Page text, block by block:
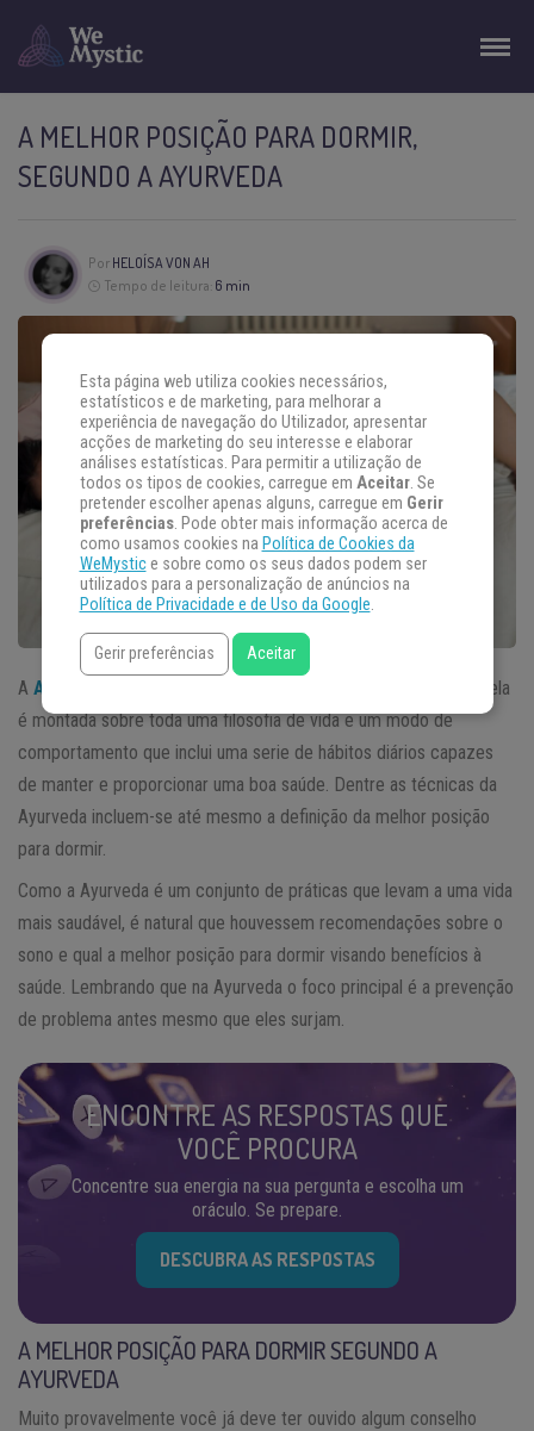
A MELHOR POSIÇÃO PARA DORMIR,
SEGUNDO A AYURVEDA
Por HELOÍSA VON AH
Tempo de leitura: 6 min
A Ayurveda
é mais do que simplesmente uma terapia de cura; ela
é montada sobre toda uma filosofia de vida e um modo de
comportamento que inclui uma serie de hábitos diários capazes
de manter e proporcionar uma boa saúde. Dentre as técnicas da
Ayurveda incluem-se até mesmo a definição da melhor posição
para dormir.
Como a Ayurveda é um conjunto de práticas que levam a uma vida
mais saudável, é natural que houvessem recomendações sobre o
sono e qual a melhor posição para dormir visando benefícios à
saúde. Lembrando que na Ayurveda o foco principal é a prevenção
de problema antes mesmo que eles surjam.
ENCONTRE AS RESPOSTAS QUE
VOCÊ PROCURA
Concentre sua energia na sua pergunta e escolha um
oráculo. Se prepare.
DESCUBRA AS RESPOSTAS
A MELHOR POSIÇÃO PARA DORMIR SEGUNDO A
AYURVEDA
Muito provavelmente você já deve ter ouvido algum conselho
Esta página web utiliza cookies necessários,
estatísticos e de marketing, para melhorar a
experiência de navegação do Utilizador, apresentar
acções de marketing do seu interesse e elaborar
análises estatísticas. Para permitir a utilização de
todos os tipos de cookies, carregue em Aceitar. Se
pretender escolher apenas alguns, carregue em Gerir
preferências. Pode obter mais informação acerca de
como usamos cookies na Política de Cookies da
WeMystice sobre como os seus dados podem ser
utilizados para a personalização de anúncios na
Política de Privacidade e de Uso da Google.
Gerir preferências Aceitar